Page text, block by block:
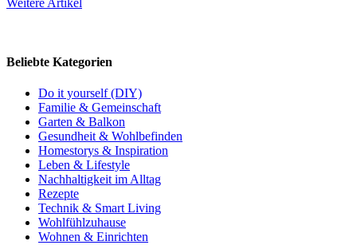
Weitere Artikel
Beliebte Kategorien
Do it yourself (DIY)
Familie & Gemeinschaft
Garten & Balkon
Gesundheit & Wohlbefinden
Homestorys & Inspiration
Leben & Lifestyle
Nachhaltigkeit im Alltag
Rezepte
Technik & Smart Living
Wohlfühlzuhause
Wohnen & Einrichten